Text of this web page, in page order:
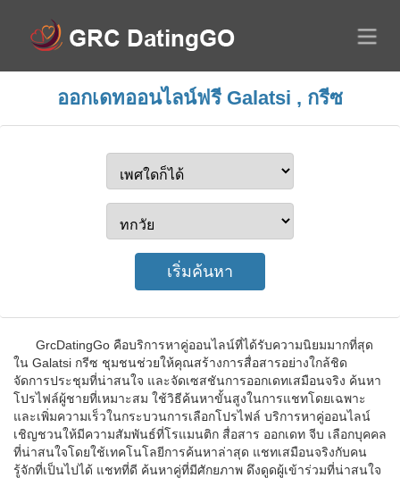
ออกเดทออนไลน์ฟรี Galatsi , กรีซ
GrcDatingGo คือบริการหาคู่ออนไลน์ที่ได้รับความนิยมมากที่สุด
ใน Galatsi กรีซ ชุมชนช่วยให้คุณสร้างการสื่อสารอย่างใกล้ชิด
จัดการประชุมที่น่าสนใจ และจัดเซสชันการออกเดทเสมือนจริง ค้นหา
โปรไฟล์ผู้ชายที่เหมาะสม ใช้วิธีค้นหาขั้นสูงในการแชทโดยเฉพาะ
และเพิ่มความเร็วในกระบวนการเลือกโปรไฟล์ บริการหาคู่ออนไลน์
เชิญชวนให้มีความสัมพันธ์ที่โรแมนติก สื่อสาร ออกเดท จีบ เลือกบุคคล
ที่น่าสนใจโดยใช้เทคโนโลยีการค้นหาล่าสุด แชทเสมือนจริงกับคน
รู้จักที่เป็นไปได้ แชทที่ดี ค้นหาคู่ที่มีศักยภาพ ดึงดูดผู้เข้าร่วมที่น่าสนใจ